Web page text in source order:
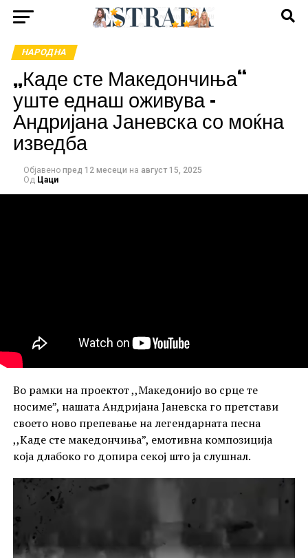
НАРОДНА
„Каде сте Македончиња“
уште еднаш оживува –
Андријана Јаневска со моќна
изведба
Објавено пред 12 месеци на август 15, 2025
Од Цаци
Во рамки на проектот ,,Македонијо во срце те
носиме”, нашата Андријана Јаневска го претстави
своето ново препевање на легендарната песна
,,Каде сте македончиња”, емотивна композиција
која длабоко го допира секој што ја слушнал.